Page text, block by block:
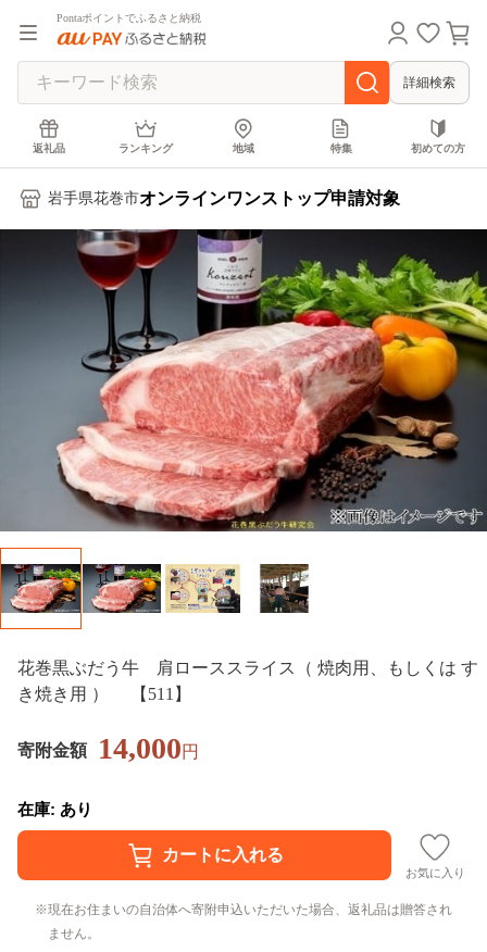
Pontaポイントでふるさと納税
詳細検索
返礼品 ランキング 地域 特集 初めての方
岩手県花巻市オンラインワンストップ申請対象
花巻黒ぶだう牛 肩ローススライス（ 焼肉用、もしくは す
き焼き用 ） 【511】
寄附金額 14,000円
在庫: あり
お気に入り
現在お住まいの自治体へ寄附申込いただいた場合、返礼品は贈答され
ません。